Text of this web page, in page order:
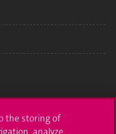
the storing of
analyze